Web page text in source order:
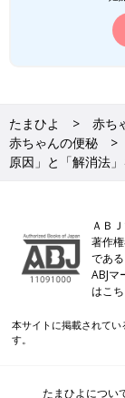
グリセリン浣腸
薬剤を入れて刺
りません。使い続
浣腸を頻繁に行う
溜めないようにし
ただし、医師の
アなどで市販さ
は避けましょう。
たまひよ 赤ち
赤ちゃんの便秘
原因」と「解消法
ＡＢ
著作
であ
ABJマ
はこ
本サイトに掲載されて
す。
たまひよについ